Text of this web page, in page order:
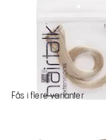
Fås i flere varianter